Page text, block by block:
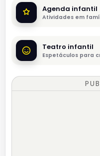
Agenda infantil
Atividades em
Teatro infantil
Espetáculos para